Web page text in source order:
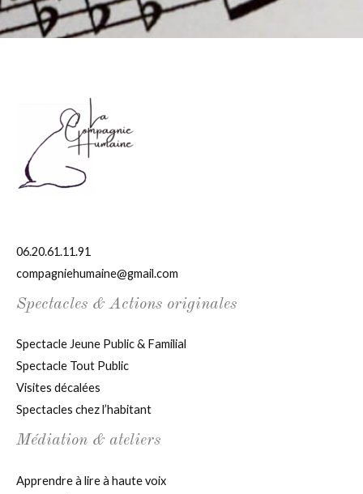
06.20.61.11.91
compagniehumaine@gmail.com
Spectacles & Actions originales
Spectacle Jeune Public & Familial
Spectacle Tout Public
Visites décalées
Spectacles chez l’habitant
Médiation & ateliers
Apprendre à lire à haute voix